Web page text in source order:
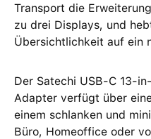
Transport die
zu drei Displays, und
Übersichtlichkeit auf ein
Der Satechi USB-C 13-
Adapter verfügt über
einem schlanken und
Büro, Homeoffice oder